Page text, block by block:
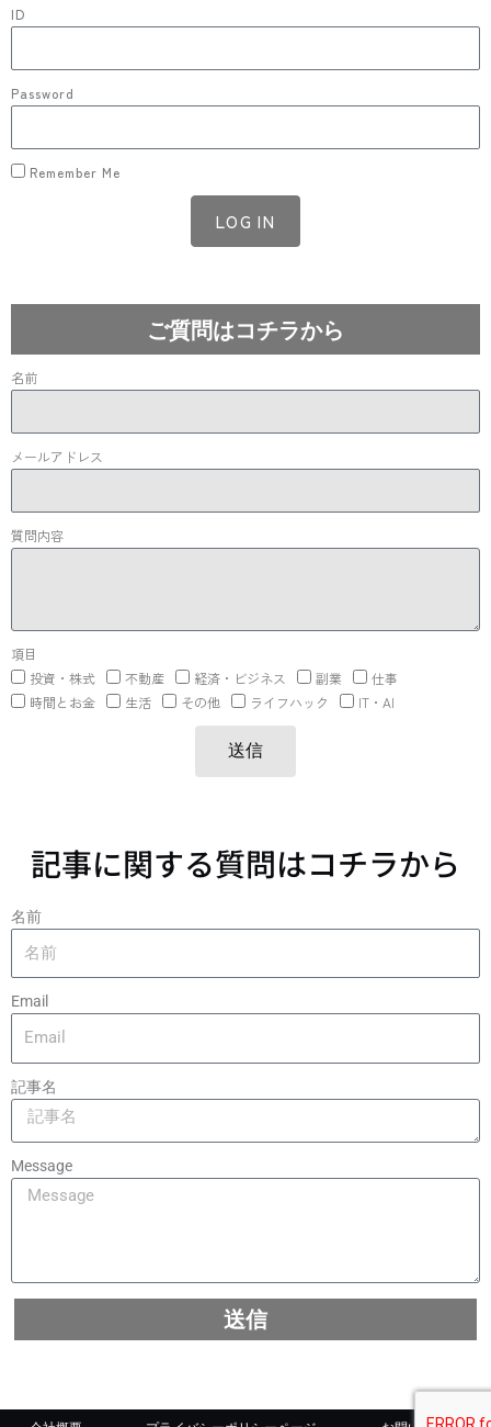
ID
Password
Remember Me
LOG IN
ご質問はコチラから
名前
メールアドレス
質問内容
項目
投資・株式
不動産 経済・ビジネス 副業
仕事
時間とお金
生活 その他 ライフハック IT・AI
送信
記事に関する質問はコチラから
名前
Email
記事名
Message
送信